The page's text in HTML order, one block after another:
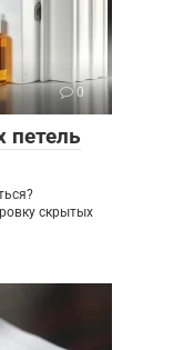
0
петель
скрытых